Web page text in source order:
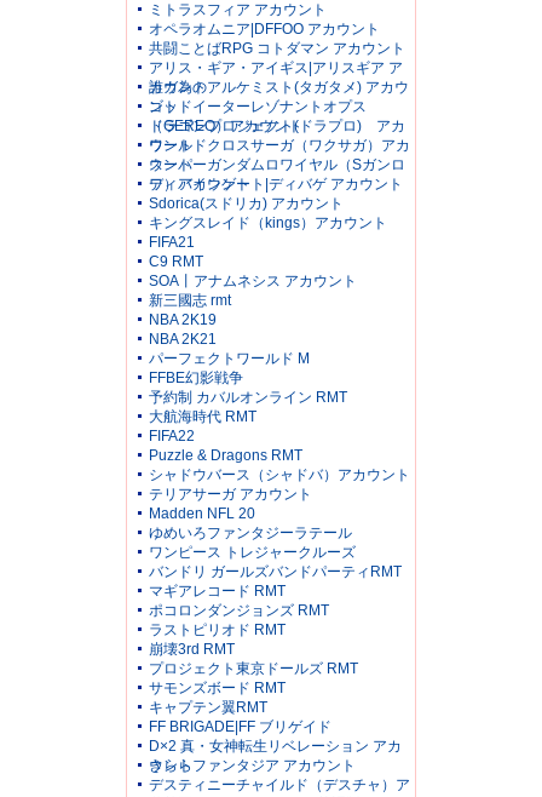
ミトラスフィア アカウント
オペラオムニア|DFFOO アカウント
共闘ことばRPG コトダマン アカウント
アリス・ギア・アイギス|アリスギア ア
カウント
誰ガ為のアルケミスト(タガタメ) アカウ
ント
ゴッドイーターレゾナントオプス
（GEREO）アカウント
ドラゴンプロジェクト(ドラプロ) アカ
ウント
ワールドクロスサーガ（ワクサガ）アカ
ウント
スーパーガンダムロワイヤル（Sガンロ
ワ）アカウント
ディバインゲート|ディバゲ アカウント
Sdorica(スドリカ) アカウント
キングスレイド（kings）アカウント
FIFA21
C9 RMT
SOA丨アナムネシス アカウント
新三國志 rmt
NBA 2K19
NBA 2K21
パーフェクトワールド M
FFBE幻影戦争
予約制 カバルオンライン RMT
大航海時代 RMT
FIFA22
Puzzle & Dragons RMT
シャドウバース（シャドバ）アカウント
テリアサーガ アカウント
Madden NFL 20
ゆめいろファンタジーラテール
ワンピース トレジャークルーズ
バンドリ ガールズバンドパーティRMT
マギアレコード RMT
ポコロンダンジョンズ RMT
ラストピリオド RMT
崩壊3rd RMT
プロジェクト東京ドールズ RMT
サモンズボード RMT
キャプテン翼RMT
FF BRIGADE|FF ブリゲイド
D×2 真・女神転生リベレーション アカ
ウント
きららファンタジア アカウント
デスティニーチャイルド（デスチャ）ア